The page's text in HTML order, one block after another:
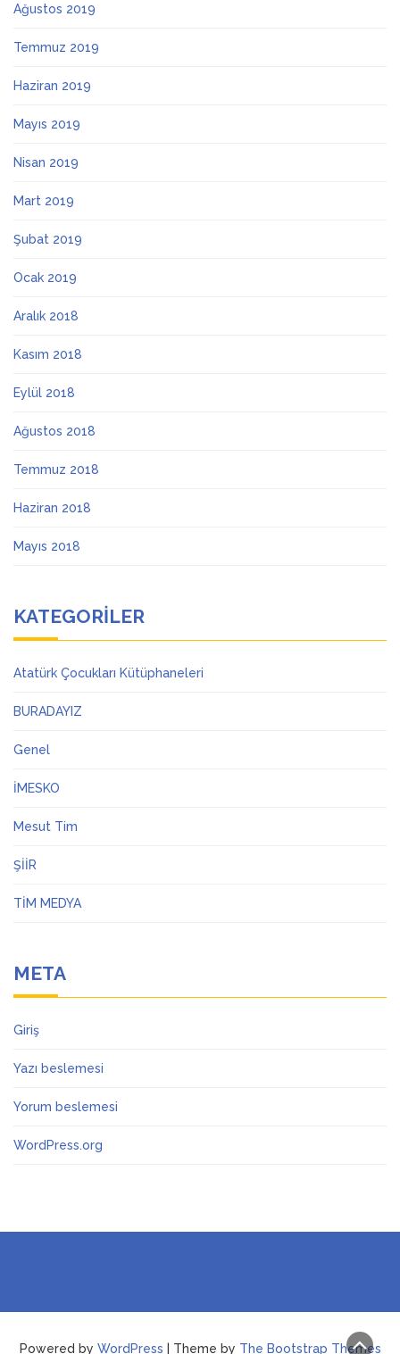
Ağustos 2019
Temmuz 2019
Haziran 2019
Mayıs 2019
Nisan 2019
Mart 2019
Şubat 2019
Ocak 2019
Aralık 2018
Kasım 2018
Eylül 2018
Ağustos 2018
Temmuz 2018
Haziran 2018
Mayıs 2018
KATEGORILER
Atatürk Çocukları Kütüphaneleri
BURADAYIZ
Genel
İMESKO
Mesut Tim
ŞİİR
TİM MEDYA
META
Giriş
Yazı beslemesi
Yorum beslemesi
WordPress.org
Powered by WordPress | Theme by The Bootstrap Themes